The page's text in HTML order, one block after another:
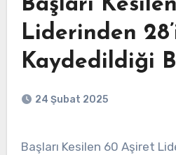
Başları
Liderinden
Kaydedildiği
24 Şubat 2025
Başları Kesilen 60 Aşiret Liderinden 28’inin Adının